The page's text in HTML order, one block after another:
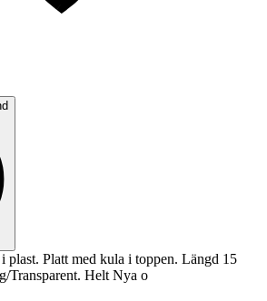
plast. Platt med kula i toppen. Längd 15
Transparent. Helt Nya o